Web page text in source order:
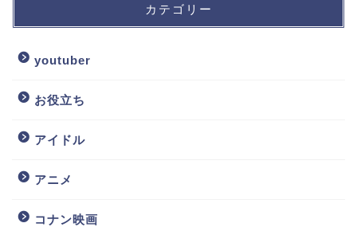
カテゴリー
youtuber
お役立ち
アイドル
アニメ
コナン映画